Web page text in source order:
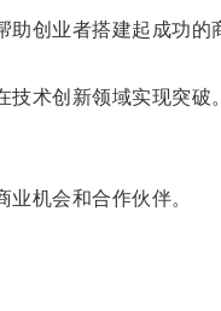
业者搭建起成功的
术创新领域实现突破。
机会和合作伙伴。